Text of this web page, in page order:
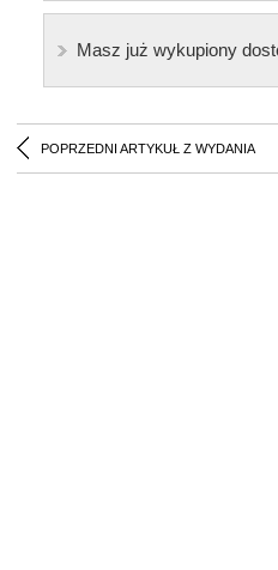
Masz już wykupiony
POPRZEDNI ARTYKUŁ Z WYDANIA